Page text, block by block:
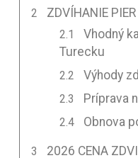
ZDVÍHANIE PIER
Vhodný
Turecku
Výhody
Príprava
Obnova
2026 CENA